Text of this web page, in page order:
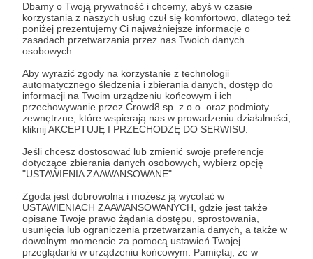
Dbamy o Twoją prywatność i chcemy, abyś w czasie
korzystania z naszych usług czuł się komfortowo, dlatego też
poniżej prezentujemy Ci najważniejsze informacje o
zasadach przetwarzania przez nas Twoich danych
osobowych.
Aby wyrazić zgody na korzystanie z technologii
automatycznego śledzenia i zbierania danych, dostęp do
informacji na Twoim urządzeniu końcowym i ich
przechowywanie przez Crowd8 sp. z o.o. oraz podmioty
zewnętrzne, które wspierają nas w prowadzeniu działalności,
kliknij AKCEPTUJĘ I PRZECHODZĘ DO SERWISU.
Jeśli chcesz dostosować lub zmienić swoje preferencje
dotyczące zbierania danych osobowych, wybierz opcję
"USTAWIENIA ZAAWANSOWANE".
Zgoda jest dobrowolna i możesz ją wycofać w
USTAWIENIACH ZAAWANSOWANYCH, gdzie jest także
opisane Twoje prawo żądania dostępu, sprostowania,
usunięcia lub ograniczenia przetwarzania danych, a także w
dowolnym momencie za pomocą ustawień Twojej
przeglądarki w urządzeniu końcowym. Pamiętaj, że w
powinni wiedzieć, że to nie jest kampania
żadnej partii, to nie jest ulotka do
rozrzucania. To broszura powstała z
inicjatywy obywatelskiej, która powinna trafić
tam, gdzie jest potrzebna, by pomóc odsłonić
oczy.
– Muszę podziękować wszystkim
wolontariuszom – mówi Marcin Celiński,
Prezes Fundacji Arbitror i Redaktor Naczelny
Resetu Obywatelskiego. – Wiadomo, że
bezpłatnej broszury nie da się wprowadzić do
tradycyjnych sieci kolportażu. Ale będzie
rozdawana w małych sklepikach, gabinetach